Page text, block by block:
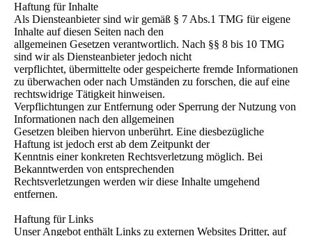
Haftung für Inhalte
Als Diensteanbieter sind wir gemäß § 7 Abs.1 TMG für eigene
Inhalte auf diesen Seiten nach den
allgemeinen Gesetzen verantwortlich. Nach §§ 8 bis 10 TMG
sind wir als Diensteanbieter jedoch nicht
verpflichtet, übermittelte oder gespeicherte fremde Informationen
zu überwachen oder nach Umständen zu forschen, die auf eine
rechtswidrige Tätigkeit hinweisen.
Verpflichtungen zur Entfernung oder Sperrung der Nutzung von
Informationen nach den allgemeinen
Gesetzen bleiben hiervon unberührt. Eine diesbezügliche
Haftung ist jedoch erst ab dem Zeitpunkt der
Kenntnis einer konkreten Rechtsverletzung möglich. Bei
Bekanntwerden von entsprechenden
Rechtsverletzungen werden wir diese Inhalte umgehend
entfernen.
Haftung für Links
Unser Angebot enthält Links zu externen Websites Dritter, auf